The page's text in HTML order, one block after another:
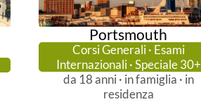
Portsmouth
Corsi Generali · Esami
Internazionali · Speciale 30+
da 18 anni · in famiglia · in
residenza